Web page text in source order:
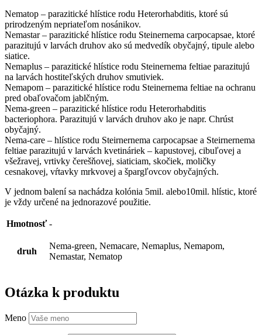
Nematop – parazitické hlístice rodu Heterorhabditis, ktoré sú
prirodzeným nepriateľom nosánikov.
Nemastar – parazitické hlístice rodu Steinernema carpocapsae, ktoré
parazitujú v larvách druhov ako sú medvedík obyčajný, tipule alebo
siatice.
Nemaplus – parazitické hlístice rodu Steinernema feltiae parazitujú
na larvách hostiteľských druhov smutiviek.
Nemapom – parazitické hlístice rodu Steinernema feltiae na ochranu
pred obaľovačom jablčným.
Nema-green – parazitické hlístice rodu Heterorhabditis
bacteriophora. Parazitujú v larvách druhov ako je napr. Chrúst
obyčajný.
Nema-care – hlístice rodu Steirnernema carpocapsae a Steirnernema
feltiae parazitujú v larvách kvetináriek – kapustovej, cibuľovej a
všežravej, vrtivky čerešňovej, siaticiam, skočiek, moličky
cesnakovej, vŕtavky mrkvovej a špargľovcov obyčajných.
V jednom balení sa nachádza kolónia 5mil. alebo10mil. hlístic, ktoré
je vždy určené na jednorazové použitie.
Hmotnosť -
druh
Nema-green, Nemacare, Nemaplus, Nemapom,
Nemastar, Nematop
Otázka k produktu
Meno